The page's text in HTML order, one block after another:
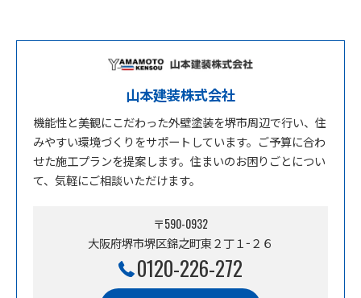
山本建装株式会社
機能性と美観にこだわった外壁塗装を堺市周辺で行い、住
みやすい環境づくりをサポートしています。ご予算に合わ
せた施工プランを提案します。住まいのお困りごとについ
て、気軽にご相談いただけます。
〒590-0932
大阪府堺市堺区錦之町東２丁１−２６
0120-226-272